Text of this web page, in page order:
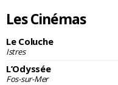
Les Cinémas
Le Coluche
Istres
L’Odyssée
Fos-sur-Mer